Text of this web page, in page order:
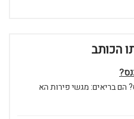
הכותב
הם בריאים: מגשי פירות הא